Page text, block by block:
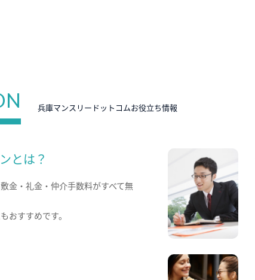
兵庫マンスリードットコムお役立ち情報
とは？
金・礼金・仲介手数料がすべて無
おすすめです。